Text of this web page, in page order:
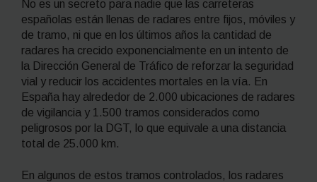
No es un secreto para nadie que las carreteras
españolas están llenas de radares entre fijos, móviles y
de tramo, ni que en los últimos años la cantidad de
radares ha crecido exponencialmente en un intento de
la Dirección General de Tráfico de reforzar la seguridad
vial y reducir los accidentes mortales en la vía. En
España hay alrededor de 2.000 ubicaciones de radares
de vigilancia y 1.500 tramos considerados como
peligrosos por la DGT, lo que equivale a una distancia
total de 25.000 km.
En algunos de estos tramos controlados, los radares